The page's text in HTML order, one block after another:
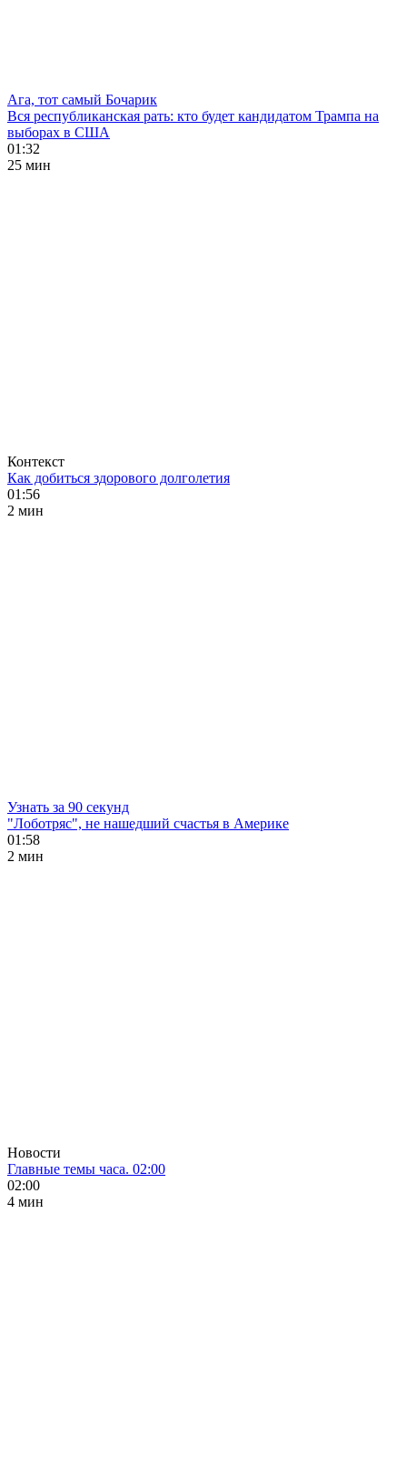
Ага, тот самый Бочарик
Вся республиканская рать: кто будет кандидатом Трампа на
выборах в США
01:32
25 мин
Контекст
Как добиться здорового долголетия
01:56
2 мин
Узнать за 90 секунд
"Лоботряс", не нашедший счастья в Америке
01:58
2 мин
Новости
Главные темы часа. 02:00
02:00
4 мин